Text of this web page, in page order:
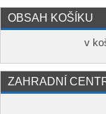
OBSAH KOŠÍKU
v
ZAHRADNÍ